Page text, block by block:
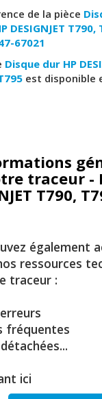
de la pièce
DESIGNJET T790,
67021
Disque dur HP
est disponible
traceur -
T790,
également
ressources
traceur :
fréquentes
ici